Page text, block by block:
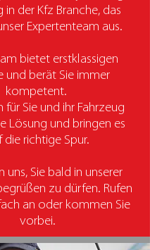
in der Kfz Branche, das
Expertenteam aus.
bietet erstklassigen
und berät Sie immer
kompetent.
für Sie und ihr Fahrzeug
Lösung und bringen es
die richtige Spur.
uns, Sie bald in unserer
zu dürfen. Rufen
an oder kommen Sie
vorbei.